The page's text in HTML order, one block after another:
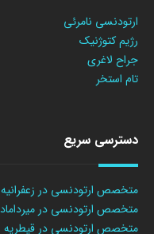
ارتودنسی نامرئی
رژیم کتوژنیک
جراح لاغری
تام استخر
دسترسی سریع
متخصص ارتودنسی در زعفرانیه
متخصص ارتودنسی در میرداماد
متخصص ارتودنسی در قیطریه